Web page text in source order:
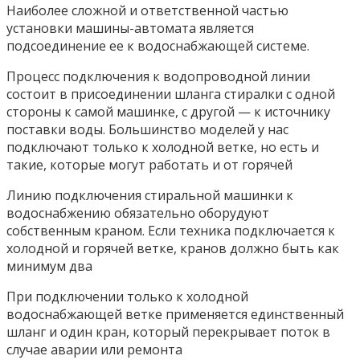
Наиболее сложной и ответственной частью
установки машины-автомата является
подсоединение ее к водоснабжающей системе.
Процесс подключения к водопроводной линии
состоит в присоединении шланга стиралки с одной
стороны к самой машинке, с другой — к источнику
поставки воды. Большинство моделей у нас
подключают только к холодной ветке, но есть и
такие, которые могут работать и от горячей
Линию подключения стиральной машинки к
водоснабжению обязательно оборудуют
собственным краном. Если техника подключается к
холодной и горячей ветке, кранов должно быть как
минимум два
При подключении только к холодной
водоснабжающей ветке применяется единственный
шланг и один кран, который перекрывает поток в
случае аварии или ремонта